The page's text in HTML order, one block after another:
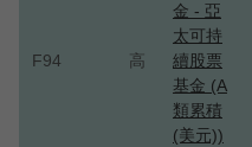
F94 高
金 - 亞
太可持
續股票
基金 (A
類累積
(美元))